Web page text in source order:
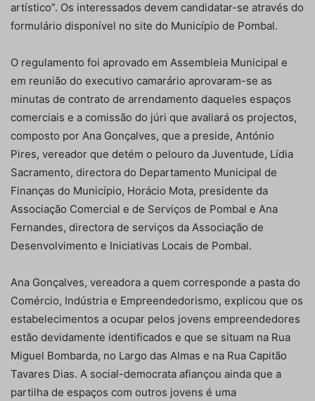
artístico”. Os interessados devem candidatar-se através do
formulário disponível no site do Município de Pombal.
O regulamento foi aprovado em Assembleia Municipal e
em reunião do executivo camarário aprovaram-se as
minutas de contrato de arrendamento daqueles espaços
comerciais e a comissão do júri que avaliará os projectos,
composto por Ana Gonçalves, que a preside, António
Pires, vereador que detém o pelouro da Juventude, Lídia
Sacramento, directora do Departamento Municipal de
Finanças do Município, Horácio Mota, presidente da
Associação Comercial e de Serviços de Pombal e Ana
Fernandes, directora de serviços da Associação de
Desenvolvimento e Iniciativas Locais de Pombal.
Ana Gonçalves, vereadora a quem corresponde a pasta do
Comércio, Indústria e Empreendedorismo, explicou que os
estabelecimentos a ocupar pelos jovens empreendedores
estão devidamente identificados e que se situam na Rua
Miguel Bombarda, no Largo das Almas e na Rua Capitão
Tavares Dias. A social-democrata afiançou ainda que a
partilha de espaços com outros jovens é uma